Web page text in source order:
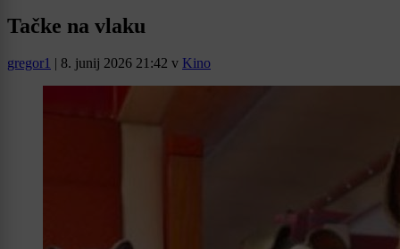
Tačke na vlaku
gregor1 | 8. junij 2026 21:42 v Kino